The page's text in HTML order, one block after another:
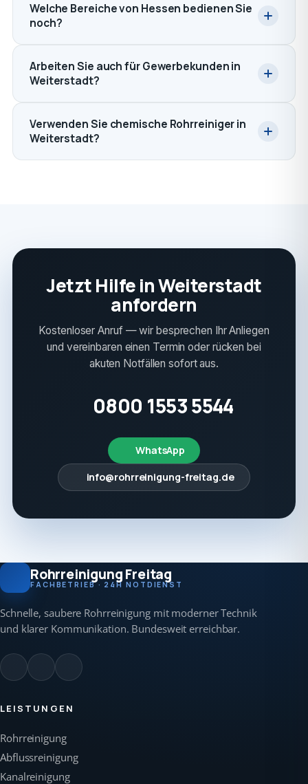
Welche Bereiche von Hessen bedienen Sie
noch?
Arbeiten Sie auch für Gewerbekunden in
Weiterstadt?
Verwenden Sie chemische Rohrreiniger in
Weiterstadt?
Jetzt Hilfe in Weiterstadt
anfordern
Kostenloser Anruf — wir besprechen Ihr Anliegen
und vereinbaren einen Termin oder rücken bei
akuten Notfällen sofort aus.
0800 1553 5544
WhatsApp
info@rohrreinigung-freitag.de
Rohrreinigung Freitag
FACHBETRIEB · 24H NOTDIENST
Schnelle, saubere Rohrreinigung mit moderner Technik
und klarer Kommunikation. Bundesweit erreichbar.
LEISTUNGEN
Rohrreinigung
Abflussreinigung
Kanalreinigung